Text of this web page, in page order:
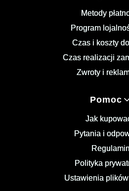
Metody
Program
Czas i koszty
Czas realizacji
Zwroty i
Pomoc
Jak
Pytania i
Regulamin
Polityka
Ustawienia